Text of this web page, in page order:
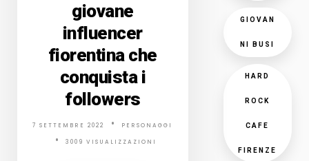
giovane
influencer
fiorentina che
conquista i
followers
7 SETTEMBRE 2022 PERSONAGGI
3009 VISUALIZZAZIONI
GIOVAN
NI BUSI
HARD
ROCK
CAFE
FIRENZE